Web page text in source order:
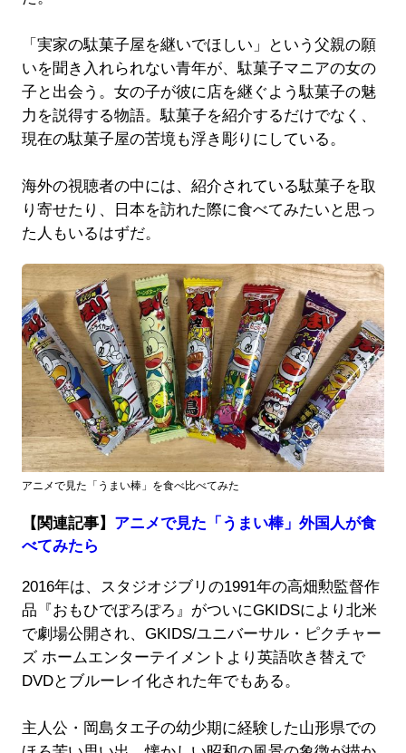
「実家の駄菓子屋を継いでほしい」という父親の願
いを聞き入れられない青年が、駄菓子マニアの女の
子と出会う。女の子が彼に店を継ぐよう駄菓子の魅
力を説得する物語。駄菓子を紹介するだけでなく、
現在の駄菓子屋の苦境も浮き彫りにしている。
海外の視聴者の中には、紹介されている駄菓子を取
り寄せたり、日本を訪れた際に食べてみたいと思っ
た人もいるはずだ。
アニメで見た「うまい棒」を食べ比べてみた
【関連記事】 アニメで見た「うまい棒」外国人が食
べてみたら
2016年は、スタジオジブリの1991年の高畑勲監督作
品『おもひでぽろぽろ』がついにGKIDSにより北米
で劇場公開され、GKIDS/ユニバーサル・ピクチャー
ズ ホームエンターテイメントより英語吹き替えで
DVDとブルーレイ化された年でもある。
主人公・岡島タエ子の幼少期に経験した山形県での